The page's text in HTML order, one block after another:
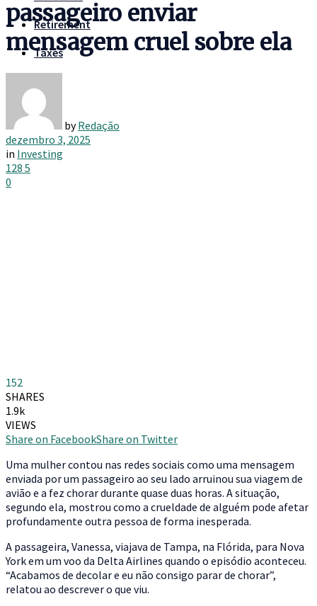
Retirement
Taxes
passageiro enviar
mensagem cruel sobre ela
by Redação
dezembro 3, 2025
in Investing
128 5
0
152
SHARES
1.9k
VIEWS
Share on FacebookShare on Twitter
Uma mulher contou nas redes sociais como uma mensagem
enviada por um passageiro ao seu lado arruinou sua viagem de
avião e a fez chorar durante quase duas horas. A situação,
segundo ela, mostrou como a crueldade de alguém pode afetar
profundamente outra pessoa de forma inesperada.
A passageira, Vanessa, viajava de Tampa, na Flórida, para Nova
York em um voo da Delta Airlines quando o episódio aconteceu.
“Acabamos de decolar e eu não consigo parar de chorar”,
relatou ao descrever o que viu.